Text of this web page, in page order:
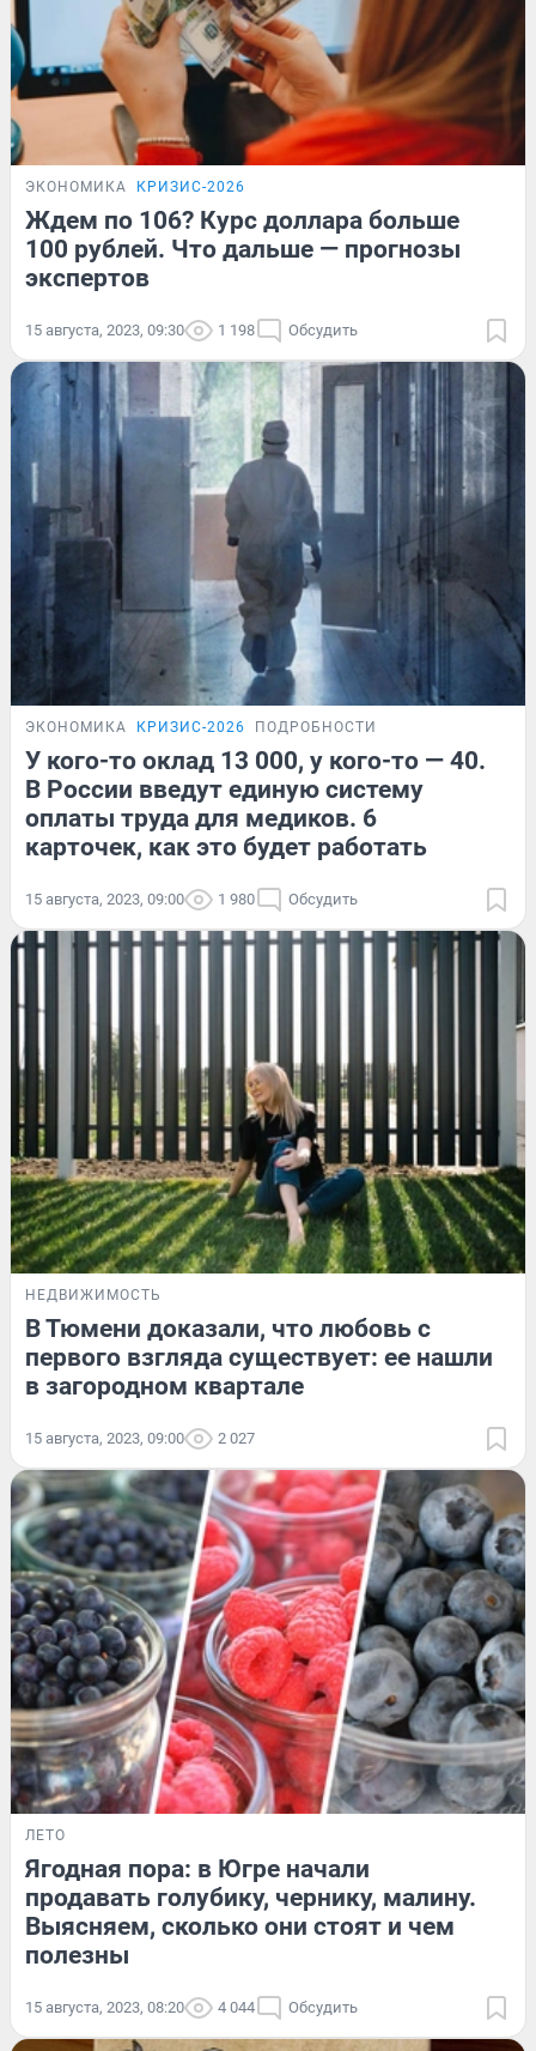
ЭКОНОМИКА КРИЗИС-2026
Ждем по 106? Курс доллара больше
100 рублей. Что дальше — прогнозы
экспертов
15 августа, 2023, 09:30 1 198 Обсудить
ЭКОНОМИКА КРИЗИС-2026 ПОДРОБНОСТИ
У кого-то оклад 13 000, у кого-то — 40.
В России введут единую систему
оплаты труда для медиков. 6
карточек, как это будет работать
15 августа, 2023, 09:00 1 980 Обсудить
НЕДВИЖИМОСТЬ
В Тюмени доказали, что любовь с
первого взгляда существует: ее нашли
в загородном квартале
15 августа, 2023, 09:00 2 027
ЛЕТО
Ягодная пора: в Югре начали
продавать голубику, чернику, малину.
Выясняем, сколько они стоят и чем
полезны
15 августа, 2023, 08:20 4 044 Обсудить